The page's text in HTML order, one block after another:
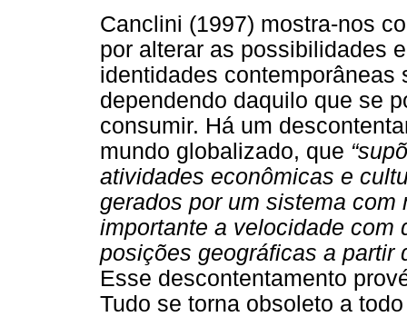
Canclini (1997) mostra-nos
por alterar as possibilidades
identidades contemporâneas
dependendo daquilo que se
consumir. Há um
mundo globalizado, que
atividades econômicas e
gerados por um sistema
importante a velocidade com
posições geográficas a partir
Esse descontentamento
Tudo se torna obsoleto a